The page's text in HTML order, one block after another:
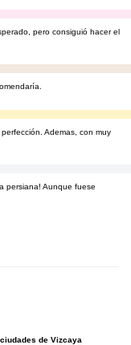
pero consiguió hacer el
Ademas, con muy
persiana! Aunque fuese
de Vizcaya